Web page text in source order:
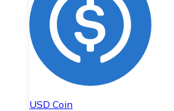
USD Coin